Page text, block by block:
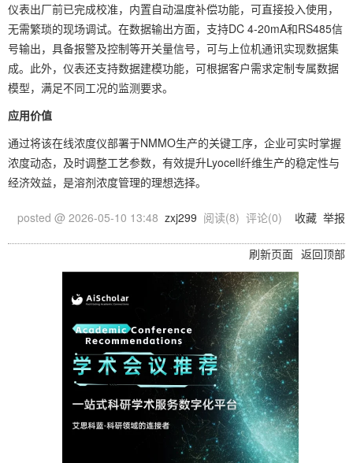
仪表出厂前已完成校准，内置自动温度补偿功能，可直接投入使用，
无需繁琐的现场调试。在数据输出方面，支持DC 4-20mA和RS485信
号输出，具备报警及控制等开关量信号，可与上位机通讯实现数据集
成。此外，仪表还支持数据建模功能，可根据客户需求定制专属数据
模型，满足不同工况的监测要求。
应用价值
通过将该在线浓度仪部署于NMMO生产的关键工序，企业可实时掌握
浓度动态，及时调整工艺参数，有效提升Lyocell纤维生产的稳定性与
经济效益，是溶剂浓度管理的理想选择。
posted @ 2026-05-10 13:48 zxj299 阅读(8) 评论(0) 收藏 举报
刷新页面 返回顶部